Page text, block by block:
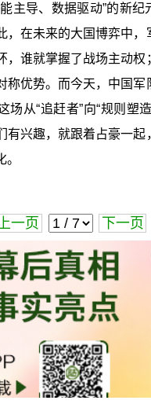
主导、数据驱动”的新纪
，在未来的大国博弈中，
，谁就掌握了战场主动权
称优势。而今天，中国军
场从“追赶者”向“规则塑
有兴趣，就跟着占豪一起
一页 下一页